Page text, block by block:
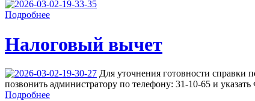
Подробнее
Налоговый вычет
Для уточнения готовности справки
позвонить администратору по телефону: 31-10-65 и
Подробнее